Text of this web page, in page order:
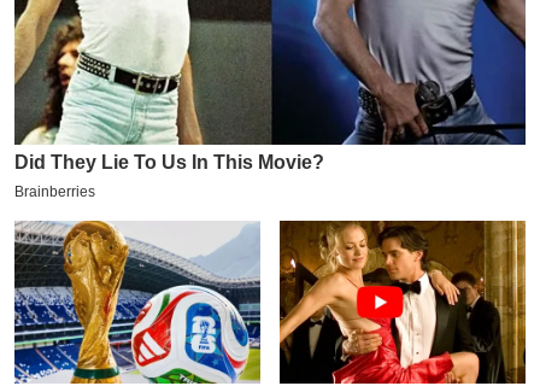
L
2
0
2
6
क्रा
म
ई
-
पे
प